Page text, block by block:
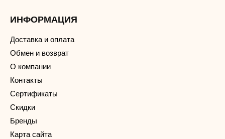
ИНФОРМАЦИЯ
Доставка и оплата
Обмен и возврат
О компании
Контакты
Сертификаты
Скидки
Бренды
Карта сайта